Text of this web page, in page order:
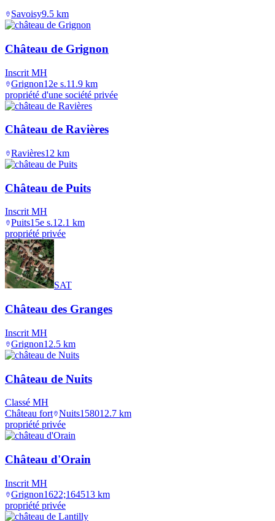
Savoisy9.5 km
Château de Grignon
Inscrit MH
Grignon12e s.11.9 km
propriété d'une société privée
Château de Ravières
Ravières12 km
Château de Puits
Inscrit MH
Puits15e s.12.1 km
propriété privée
SAT
Château des Granges
Inscrit MH
Grignon12.5 km
Château de Nuits
Classé MH
Château fort Nuits158012.7 km
propriété privée
Château d'Orain
Inscrit MH
Grignon1622;164513 km
propriété privée